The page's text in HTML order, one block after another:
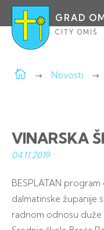
GRAD
CITY OMIŠ
Novosti
VINARSKA
04.11.2019
BESPLATAN
dalmatinske županije
radnom odnosu duže